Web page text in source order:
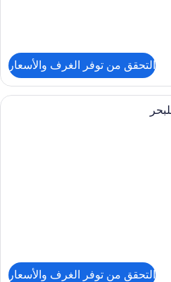
التحقق من توفر الغرف والأسعار
أغطية فراش متميزة وميني بار وخزنة
التحقق من توفر الغرف والأسعار